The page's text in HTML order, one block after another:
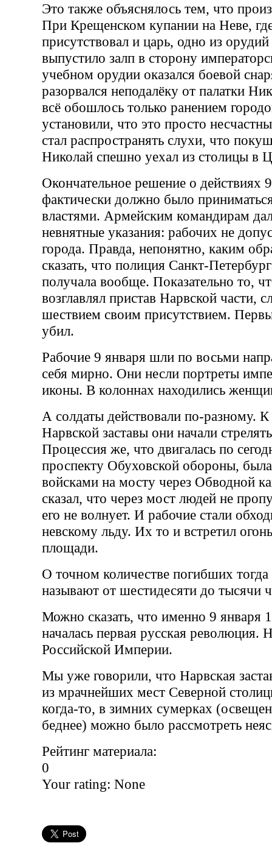
Это также объяснялось тем, что
При Крещенском купании на Неве,
присутствовал и царь, одно из
выпустило залп в сторону
учебном орудии оказался боевой
разорвался неподалёку от палатки
всё обошлось только ранением
установили, что это просто
стал распространять слухи, что
Николай спешно уехал из столицы в
Окончательное решение о действиях
фактически должно было
властями. Армейским командирам
невнятные указания: рабочих не
города. Правда, непонятно, каким
сказать, что полиция Санкт-
получала вообще. Показательно то,
возглавлял пристав Нарвской части,
шествием своим присутствием.
убил.
Рабочие 9 января шли по восьми
себя мирно. Они несли портреты
иконы. В колоннах находились
А солдаты действовали по-разному.
Нарвской заставы они начали
Процессия же, что двигалась по
проспекту Обуховской обороны, была
войсками на мосту через Обводной
сказал, что через мост людей не
его не волнует. И рабочие стали
невскому льду. Их то и встретил
площади.
О точном количестве погибших тогда
называют от шестидесяти до тысячи
Можно сказать, что именно 9 января
началась первая русская революция.
Российской Империи.
Мы уже говорили, что Нарвская
из мрачнейших мест Северной
когда-то, в зимних сумерках
беднее) можно было рассмотреть
Рейтинг материала:
0
Your rating: None